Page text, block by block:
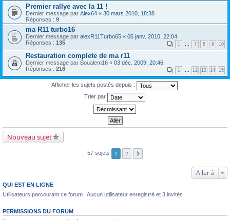
Premier rallye avec la 11 !
Dernier message par Alex64 « 30 mars 2010, 18:38
Réponses : 9
ma R11 turbo16
Dernier message par alexR11Turbo65 « 05 janv. 2010, 22:04
Réponses : 135 1 7 8 9 10
Restauration complete de ma r11
Dernier message par Boualem16 « 03 déc. 2009, 20:46
Réponses : 216 1 12 13 14 15
Afficher les sujets postés depuis :
Trier par
Nouveau sujet
57 sujets 1 2
Aller à
QUI EST EN LIGNE
Utilisateurs parcourant ce forum : Aucun utilisateur enregistré et 3 invités
PERMISSIONS DU FORUM